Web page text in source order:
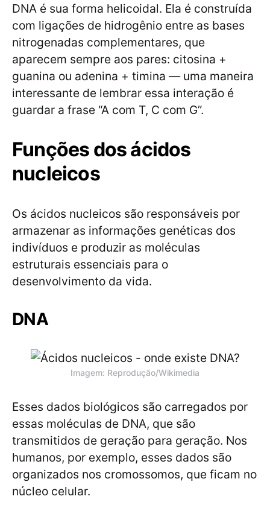
DNA é sua forma helicoidal. Ela é construída
com ligações de hidrogênio entre as bases
nitrogenadas complementares, que
aparecem sempre aos pares: citosina +
guanina ou adenina + timina — uma maneira
interessante de lembrar essa interação é
guardar a frase “A com T, C com G”.
Funções dos ácidos
nucleicos
Os ácidos nucleicos são responsáveis por
armazenar as informações genéticas dos
indivíduos e produzir as moléculas
estruturais essenciais para o
desenvolvimento da vida.
DNA
Imagem: Reprodução/Wikimedia
Esses dados biológicos são carregados por
essas moléculas de DNA, que são
transmitidos de geração para geração. Nos
humanos, por exemplo, esses dados são
organizados nos cromossomos, que ficam no
núcleo celular.